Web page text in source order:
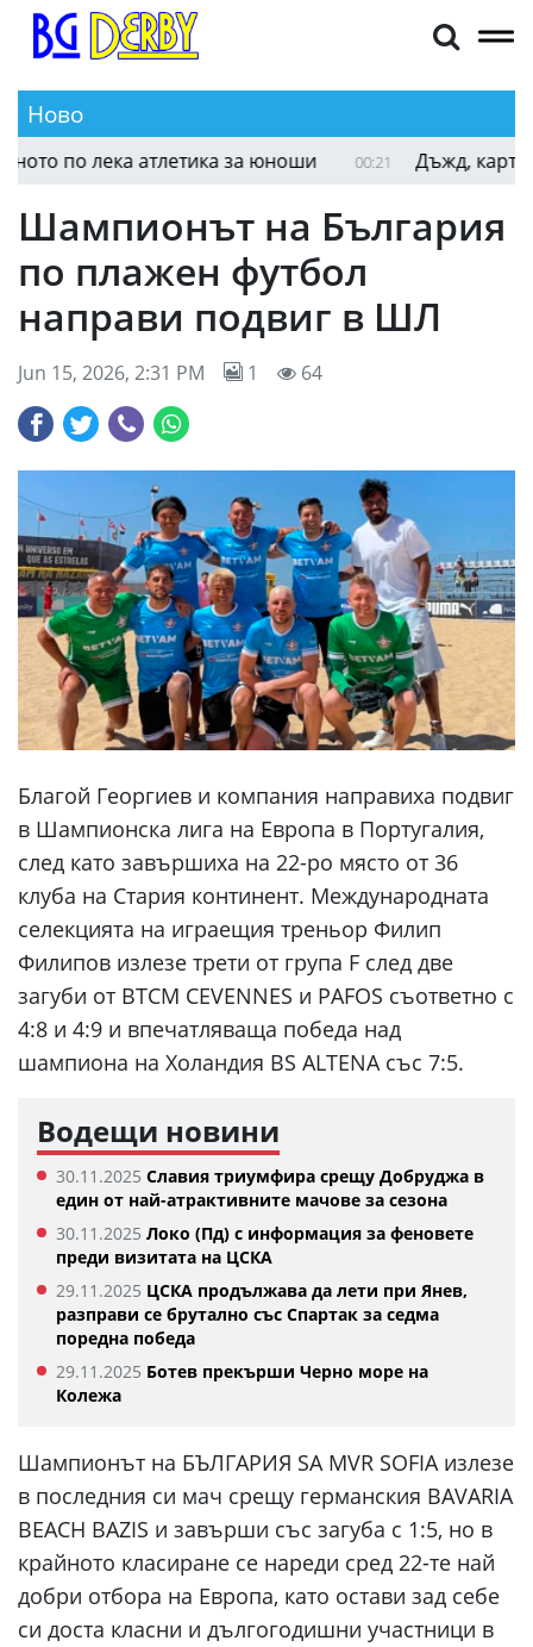
Ново
00:29 Още един българин е на финал на Световното
Шампионът на България
по плажен футбол
направи подвиг в ШЛ
Jun 15, 2026, 2:31 PM 1 64
Благой Георгиев и компания направиха подвиг
в Шампионска лига на Европа в Португалия,
след като завършиха на 22-ро място от 36
клуба на Стария континент. Международната
селекцията на играещия треньор Филип
Филипов излезе трети от група F след две
загуби от BTCM CEVENNES и PAFOS съответно с
4:8 и 4:9 и впечатляваща победа над
шампиона на Холандия BS ALTENA със 7:5.
Водещи новини
30.11.2025 Славия триумфира срещу Добруджа в
един от най-атрактивните мачове за сезона
30.11.2025 Локо (Пд) с информация за феновете
преди визитата на ЦСКА
29.11.2025 ЦСКА продължава да лети при Янев,
разправи се брутално със Спартак за седма
поредна победа
29.11.2025 Ботев прекърши Черно море на
Колежа
Шампионът на БЪЛГАРИЯ SA MVR SOFIA излезе
в последния си мач срещу германския BAVARIA
BEACH BAZIS и завърши със загуба с 1:5, но в
крайното класиране се нареди сред 22-те най
добри отбора на Европа, като остави зад себе
си доста класни и дългогодишни участници в